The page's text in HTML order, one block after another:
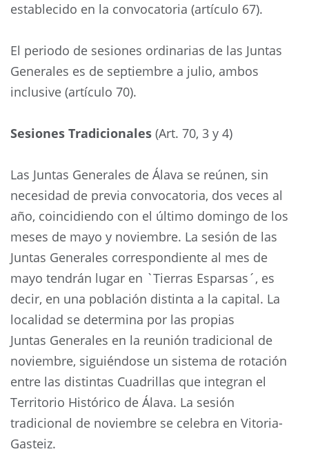
establecido en la convocatoria (artículo 67).
El periodo de sesiones ordinarias de las Juntas
Generales es de septiembre a julio, ambos
inclusive (artículo 70).
Sesiones Tradicionales (Art. 70, 3 y 4)
Las Juntas Generales de Álava se reúnen, sin
necesidad de previa convocatoria, dos veces al
año, coincidiendo con el último domingo de los
meses de mayo y noviembre. La sesión de las
Juntas Generales correspondiente al mes de
mayo tendrán lugar en `Tierras Esparsas´, es
decir, en una población distinta a la capital. La
localidad se determina por las propias
Juntas Generales en la reunión tradicional de
noviembre, siguiéndose un sistema de rotación
entre las distintas Cuadrillas que integran el
Territorio Histórico de Álava. La sesión
tradicional de noviembre se celebra en Vitoria-
Gasteiz.